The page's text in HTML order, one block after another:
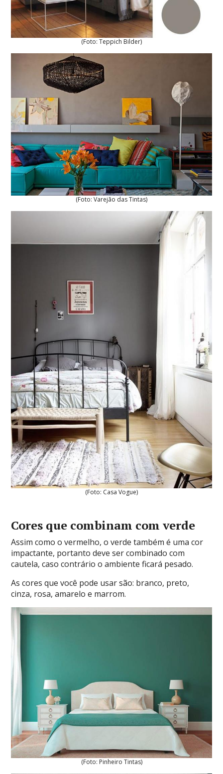
(Foto: Teppich Bilder)
(Foto: Varejão das Tintas)
(Foto: Casa Vogue)
Cores que combinam com verde
Assim como o vermelho, o verde também é uma cor
impactante, portanto deve ser combinado com
cautela, caso contrário o ambiente ficará pesado.
As cores que você pode usar são: branco, preto,
cinza, rosa, amarelo e marrom.
(Foto: Pinheiro Tintas)